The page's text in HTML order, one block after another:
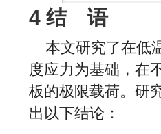
4 结 语
本文研究了在低
度应力为基础，在
板的极限载荷。研
出以下结论：